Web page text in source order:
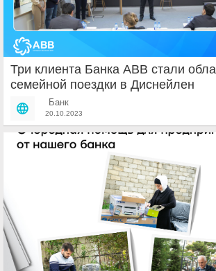
Три клиента Банка АВВ стали
семейной поездки в Диснейлен
Банк
20.10.2023